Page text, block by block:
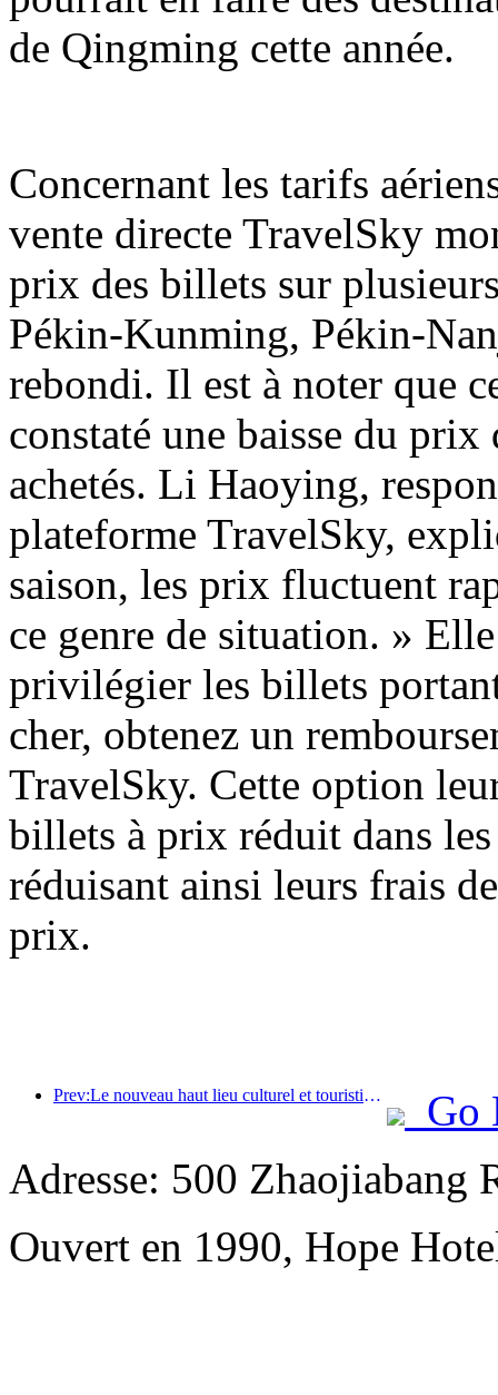
de Qingming cette année.
Concernant les tarifs
vente directe TravelSky
prix des billets sur
Pékin-Kunming, Pékin-
rebondi. Il est à noter que
constaté une baisse du
achetés. Li Haoying,
plateforme TravelSky,
saison, les prix fluctuent
ce genre de situation. »
privilégier les billets
cher, obtenez un
TravelSky. Cette option
billets à prix réduit dans
réduisant ainsi leurs frais
prix.
Prev:Le nouveau haut lieu culturel et touristique du quartier de Pinnacle Park à Pékin ouvrira officiellement ses portes cette année.
Go
Adresse: 500 Zhaojiabang
Ouvert en 1990, Hope